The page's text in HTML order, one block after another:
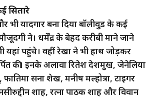
सितारे
यादगार बना दिया बॉलीवुड के कई
ने। धर्मेंद्र के बेहद करीबी माने जाने
यहां पहुंचे। वहीं रेखा ने भी हाथ जोड़कर
की। इनके अलावा रितेश देशमुख, जेनेलिया
फातिमा सना शेख, मनीष मल्होत्रा, टाइगर
शाह, रत्ना पाठक शाह और विवान